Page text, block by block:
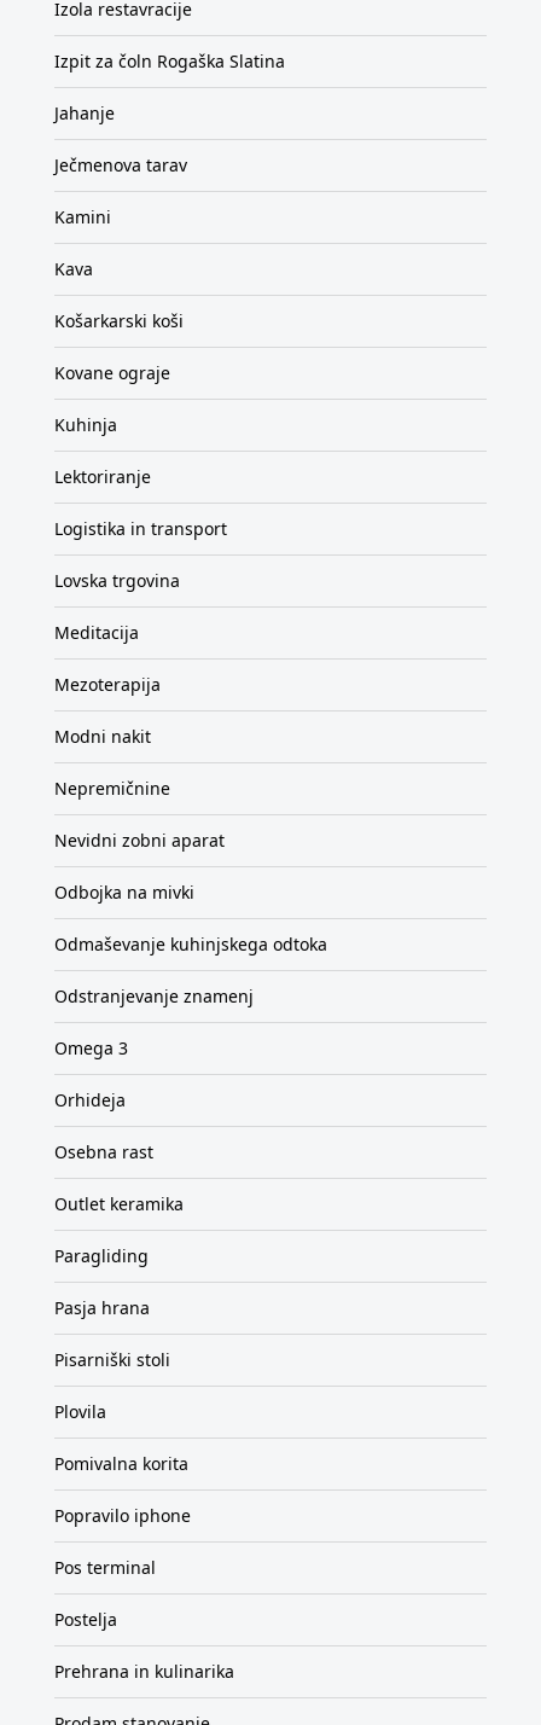
Izola restavracije
Izpit za čoln Rogaška Slatina
Jahanje
Ječmenova tarav
Kamini
Kava
Košarkarski koši
Kovane ograje
Kuhinja
Lektoriranje
Logistika in transport
Lovska trgovina
Meditacija
Mezoterapija
Modni nakit
Nepremičnine
Nevidni zobni aparat
Odbojka na mivki
Odmaševanje kuhinjskega odtoka
Odstranjevanje znamenj
Omega 3
Orhideja
Osebna rast
Outlet keramika
Paragliding
Pasja hrana
Pisarniški stoli
Plovila
Pomivalna korita
Popravilo iphone
Pos terminal
Postelja
Prehrana in kulinarika